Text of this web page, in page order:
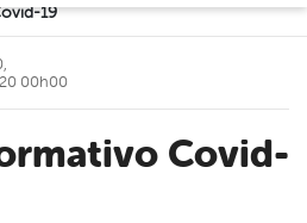
19
00h00